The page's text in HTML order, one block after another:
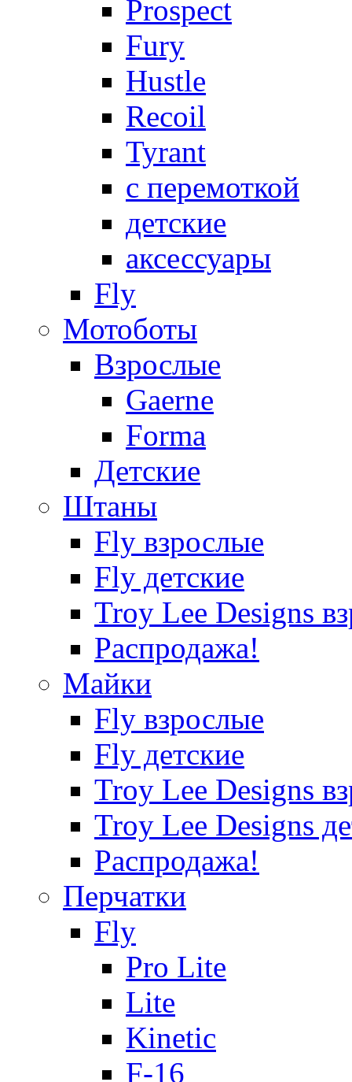
Prospect
Fury
Hustle
Recoil
Tyrant
с перемоткой
детские
аксессуары
Fly
Мотоботы
Взрослые
Gaerne
Forma
Детские
Штаны
Fly взрослые
Fly детские
Troy Lee Designs
Распродажа!
Майки
Fly взрослые
Fly детские
Troy Lee Designs
Troy Lee Designs
Распродажа!
Перчатки
Fly
Pro Lite
Lite
Kinetic
F-16